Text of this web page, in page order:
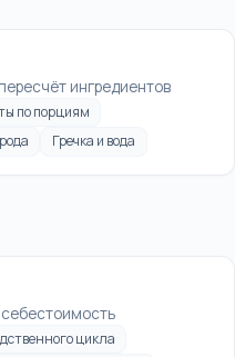
ингредиентов
по порциям
Гречка и вода
цикла